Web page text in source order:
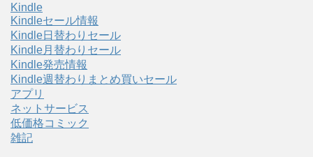
Kindle
Kindleセール情報
Kindle日替わりセール
Kindle月替わりセール
Kindle発売情報
Kindle週替わりまとめ買いセール
アプリ
ネットサービス
低価格コミック
雑記